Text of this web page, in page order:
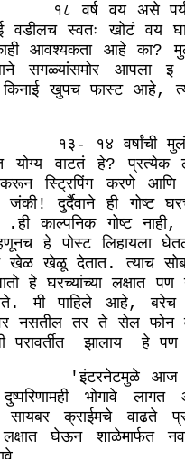
१८
वर्ष वय असे
वडीलच स्वतः खोटं वय
आवश्यकता आहे का?
सगळ्यांसमोर आपला इ
किनाई खुपच फास्ट आहे,
१३ - १४ वर्षांची मुलं
योग्य वाटतं हे?प्रत्येक
करून स्ट्रिपिंग करणे आणि
जंकी!दुर्दैवाने ही गोष्ट
ही काल्पनिक गोष्ट नाही
हे पोस्ट लिहायला
खेळ खेळू देतात.त्याच
हे घरच्यांच्या लक्षात पण
.मी पाहिले आहे,बरेच
नसतील तर ते सेल फोन
परावर्तीत झालाय हे पण
'इंटरनेटमुळे आज
दुष्परिणामही भोगावे लागत
सायबर क्राईमचे वाढते
लक्षात घेऊन शाळेमार्फत